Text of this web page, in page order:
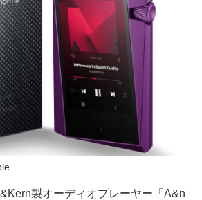
製オーディオプレーヤー「A&n